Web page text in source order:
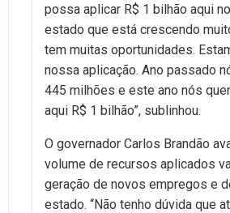
possa aplicar R$ 1 bilhão aqui
estado que está crescendo
tem muitas oportunidades.
nossa aplicação. Ano passado
445 milhões e este ano nós
aqui R$ 1 bilhão”, sublinhou.
O governador Carlos Brandão
volume de recursos aplicados
geração de novos empregos e
estado. “Não tenho dúvida que